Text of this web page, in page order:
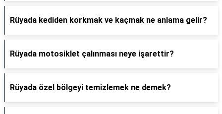
Rüyada kediden korkmak ve kaçmak ne anlama gelir?
Rüyada motosiklet çalınması neye işarettir?
Rüyada özel bölgeyi temizlemek ne demek?